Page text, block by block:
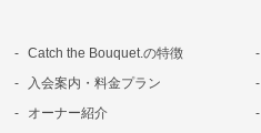
Catch the Bouquet.の特徴
入会案内・料金プラン
オーナー紹介